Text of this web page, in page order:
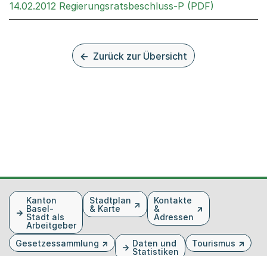
14.02.2012 Regierungsratsbeschluss-P (PDF)
Zurück zur Übersicht
FusszeileKanton
Basel-
Stadt als
Arbeitgeber
Stadtplan
& Karte
Kontakte
&
Adressen
Gesetzessammlung
Daten und
Statistiken
Tourismus